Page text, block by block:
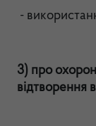
-
3) про
відтворення